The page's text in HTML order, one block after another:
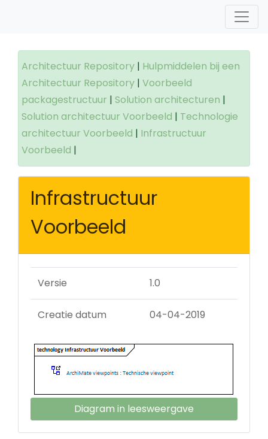
Architectuur Repository | Hulpmiddelen bij een
Architectuur Repository | Voorbeeld
packagestructuur | Solution architecturen |
Solution architectuur Voorbeeld | Technologie
architectuur Voorbeeld | Infrastructuur
Voorbeeld |
Infrastructuur
Voorbeeld
Versie 1.0
Creatie datum 04-04-2019
Diagram in leesweergave